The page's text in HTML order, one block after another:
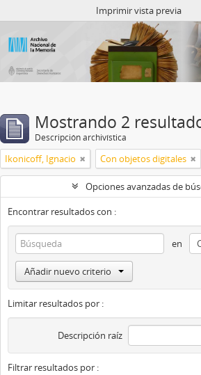
Imprimir vista previa
Mostrando 2
Descripción archivística
Ikonicoff, Ignacio Con objetos digitales
Opciones avanzadas de
Encontrar resultados con :
en
Añadir nuevo criterio
Limitar resultados por :
Descripción raíz
Filtrar resultados por :